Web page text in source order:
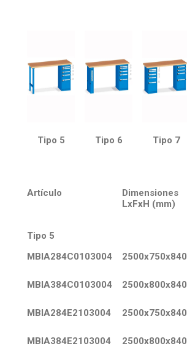
Tipo 5 Tipo 6 Tipo 7
Artículo
Dimensiones
LxFxH (mm)
Tipo 5
MBIA284C0103004
2500x750x840
MBIA384C0103004 2500x800x840
MBIA284E2103004 2500x750x840
MBIA384E2103004 2500x800x840